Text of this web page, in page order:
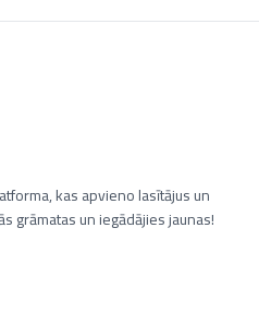
kas apvieno lasītājus un
grāmatas un iegādājies jaunas!